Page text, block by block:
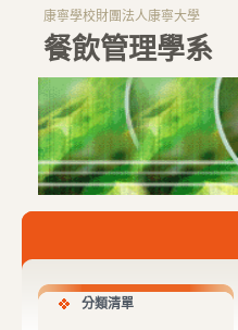
餐飲管理學系
康寧學校財團法人康寧大學
分類清單